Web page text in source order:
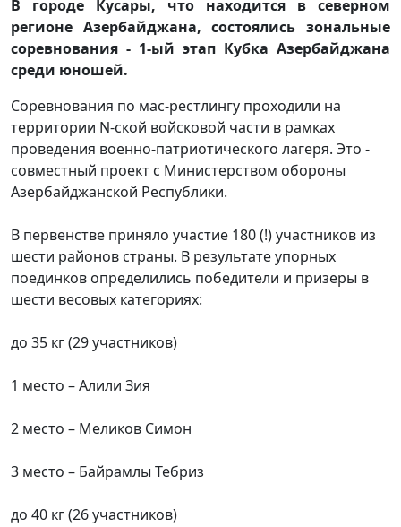
В городе Кусары, что находится в северном
регионе Азербайджана, состоялись зональные
соревнования - 1-ый этап Кубка Азербайджана
среди юношей.
Соревнования по мас-рестлингу проходили на
территории N-ской войсковой части в рамках
проведения военно-патриотического лагеря. Это -
совместный проект с Министерством обороны
Азербайджанской Республики.
В первенстве приняло участие 180 (!) участников из
шести районов страны. В результате упорных
поединков определились победители и призеры в
шести весовых категориях:
до 35 кг (29 участников)
1 место – Алили Зия
2 место – Меликов Симон
3 место – Байрамлы Тебриз
до 40 кг (26 участников)